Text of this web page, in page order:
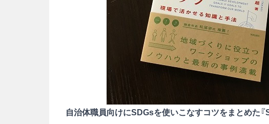
自治体職員向けにSDGsを使いこなすコツをまとめた